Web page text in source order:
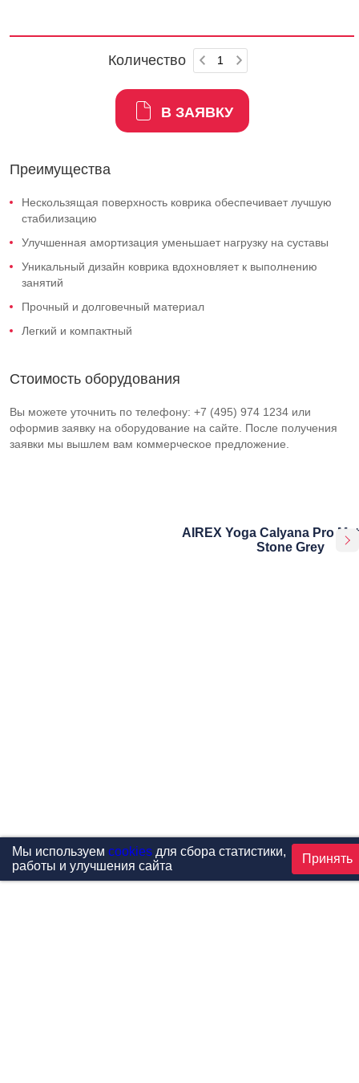
Количество
В ЗАЯВКУ
Преимущества
Нескользящая поверхность коврика обеспечивает лучшую
стабилизацию
Улучшенная амортизация уменьшает нагрузку на суставы
Уникальный дизайн коврика вдохновляет к выполнению
занятий
Прочный и долговечный материал
Легкий и компактный
Стоимость оборудования
Вы можете уточнить по телефону: +7 (495) 974 1234 или
оформив заявку на оборудование на сайте. После получения
заявки мы вышлем вам коммерческое предложение.
AIREX Yoga Calyana Pro Mat
Stone Grey
Мы используем cookiesдля сбора статистики,
работы и улучшения сайта
Принять